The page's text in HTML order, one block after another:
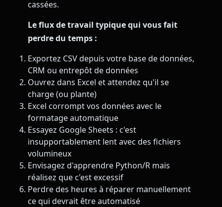
cassées.
Le flux de travail typique qui vous fait
perdre du temps :
Exportez CSV depuis votre base de données,
CRM ou entrepôt de données
Ouvrez dans Excel et attendez qu'il se
charge (ou plante)
Excel corrompt vos données avec le
formatage automatique
Essayez Google Sheets : c'est
insupportablement lent avec des fichiers
volumineux
Envisagez d'apprendre Python/R mais
réalisez que c'est excessif
Perdre des heures à réparer manuellement
ce qui devrait être automatisé